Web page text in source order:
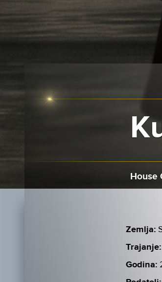
House
Zemlja:
Trajanje:
Godina: